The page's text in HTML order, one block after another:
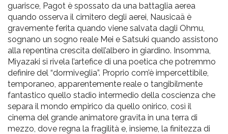
guarisce, Pagot è spossato da una battaglia aerea
quando osserva il cimitero degli aerei, Nausicaä è
gravemente ferita quando viene salvata dagli Ohmu,
sognano un sogno reale Mei e Satsuki quando assistono
alla repentina crescita dell’albero in giardino. Insomma,
Miyazaki si rivela l’artefice di una poetica che potremmo
definire del “dormiveglia”. Proprio com’è impercettibile,
temporaneo, apparentemente reale o tangibilmente
fantastico quello stadio intermedio della coscienza che
separa il mondo empirico da quello onirico, così il
cinema del grande animatore gravita in una terra di
mezzo, dove regna la fragilità e, insieme, la finitezza di